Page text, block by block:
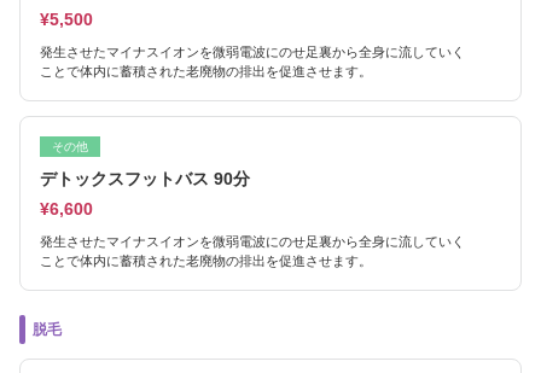
¥5,500
発生させたマイナスイオンを微弱電波にのせ足裏から全身に流していく
ことで体内に蓄積された老廃物の排出を促進させます。
その他
デトックスフットバス 90分
¥6,600
発生させたマイナスイオンを微弱電波にのせ足裏から全身に流していく
ことで体内に蓄積された老廃物の排出を促進させます。
脱毛